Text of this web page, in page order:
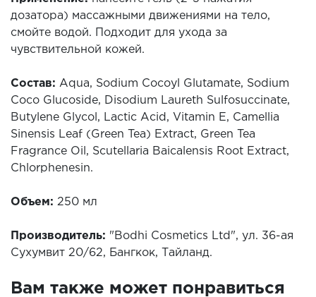
дозатора) массажными движениями на тело,
смойте водой. Подходит для ухода за
чувствительной кожей.
Состав: Aqua, Sodium Cocoyl Glutamate, Sodium
Coco Glucoside, Disodium Laureth Sulfosuccinate,
Butylene Glycol, Lactic Acid, Vitamin E, Camellia
Sinensis Leaf (Green Tea) Extract, Green Tea
Fragrance Oil, Scutellaria Baicalensis Root Extract,
Chlorphenesin.
Объем: 250 мл
Производитель: "Bodhi Cosmetics Ltd", ул. 36-ая
Сухумвит 20/62, Бангкок, Тайланд.
Вам также может понравиться